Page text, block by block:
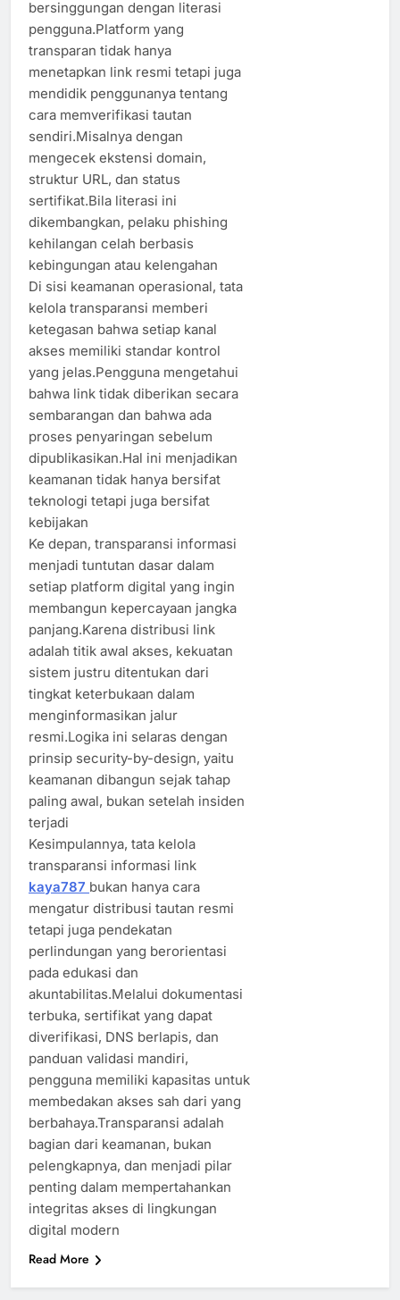
bersinggungan dengan literasi
pengguna.Platform yang
transparan tidak hanya
menetapkan link resmi tetapi juga
mendidik penggunanya tentang
cara memverifikasi tautan
sendiri.Misalnya dengan
mengecek ekstensi domain,
struktur URL, dan status
sertifikat.Bila literasi ini
dikembangkan, pelaku phishing
kehilangan celah berbasis
kebingungan atau kelengahan
Di sisi keamanan operasional, tata
kelola transparansi memberi
ketegasan bahwa setiap kanal
akses memiliki standar kontrol
yang jelas.Pengguna mengetahui
bahwa link tidak diberikan secara
sembarangan dan bahwa ada
proses penyaringan sebelum
dipublikasikan.Hal ini menjadikan
keamanan tidak hanya bersifat
teknologi tetapi juga bersifat
kebijakan
Ke depan, transparansi informasi
menjadi tuntutan dasar dalam
setiap platform digital yang ingin
membangun kepercayaan jangka
panjang.Karena distribusi link
adalah titik awal akses, kekuatan
sistem justru ditentukan dari
tingkat keterbukaan dalam
menginformasikan jalur
resmi.Logika ini selaras dengan
prinsip security-by-design, yaitu
keamanan dibangun sejak tahap
paling awal, bukan setelah insiden
terjadi
Kesimpulannya, tata kelola
transparansi informasi link
kaya787 bukan hanya cara
mengatur distribusi tautan resmi
tetapi juga pendekatan
perlindungan yang berorientasi
pada edukasi dan
akuntabilitas.Melalui dokumentasi
terbuka, sertifikat yang dapat
diverifikasi, DNS berlapis, dan
panduan validasi mandiri,
pengguna memiliki kapasitas untuk
membedakan akses sah dari yang
berbahaya.Transparansi adalah
bagian dari keamanan, bukan
pelengkapnya, dan menjadi pilar
penting dalam mempertahankan
integritas akses di lingkungan
digital modern
Read More